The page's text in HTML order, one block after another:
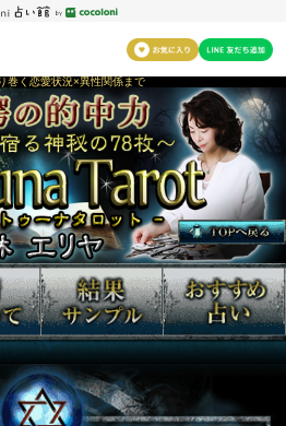
巻く恋愛状況×異性関係まで